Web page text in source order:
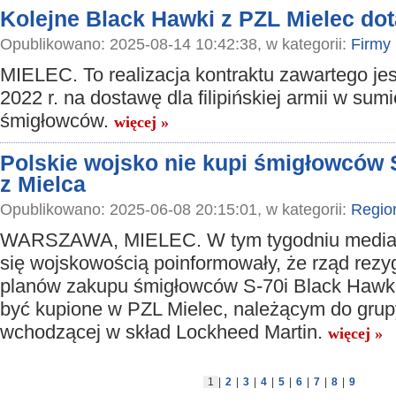
Kolejne Black Hawki z PZL Mielec
Opublikowano: 2025-08-14 10:42:38, w kategorii: Firmy
MIELEC. To realizacja kontraktu zawartego
2022 r. na dostawę dla filipińskiej armii w
śmigłowców. więcej »
Polskie wojsko nie kupi śmigłowców
z Mielca
Opublikowano: 2025-06-08 20:15:01, w kategorii:
WARSZAWA, MIELEC. W tym tygodniu
się wojskowością poinformowały, że rząd
planów zakupu śmigłowców S-70i Black
być kupione w PZL Mielec, należącym do
wchodzącej w skład Lockheed Martin. więcej »
1 2 3 4 5 6 7 8 9